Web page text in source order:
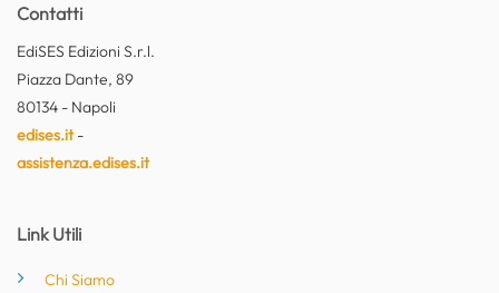
Contatti
EdiSES Edizioni S.r.l.
Piazza Dante, 89
80134 - Napoli
edises.it-
assistenza.edises.it
Link Utili
Chi Siamo